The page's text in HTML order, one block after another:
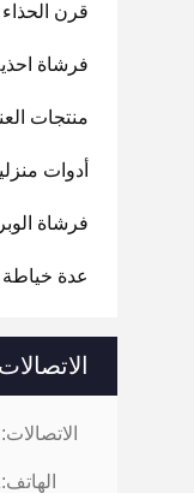
قرن الحذاء
فرشاة
منتجات
أدوات
فرشاة الوبر
عدة خياطة
الاتصالات
الاتصالات:
الهاتف: